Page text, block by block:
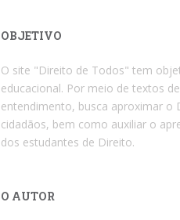
OBJETIVO
O site "Direito de Todos" tem
educacional. Por meio de textos
entendimento, busca aproximar o
cidadãos, bem como auxiliar o
dos estudantes de Direito.
O AUTOR